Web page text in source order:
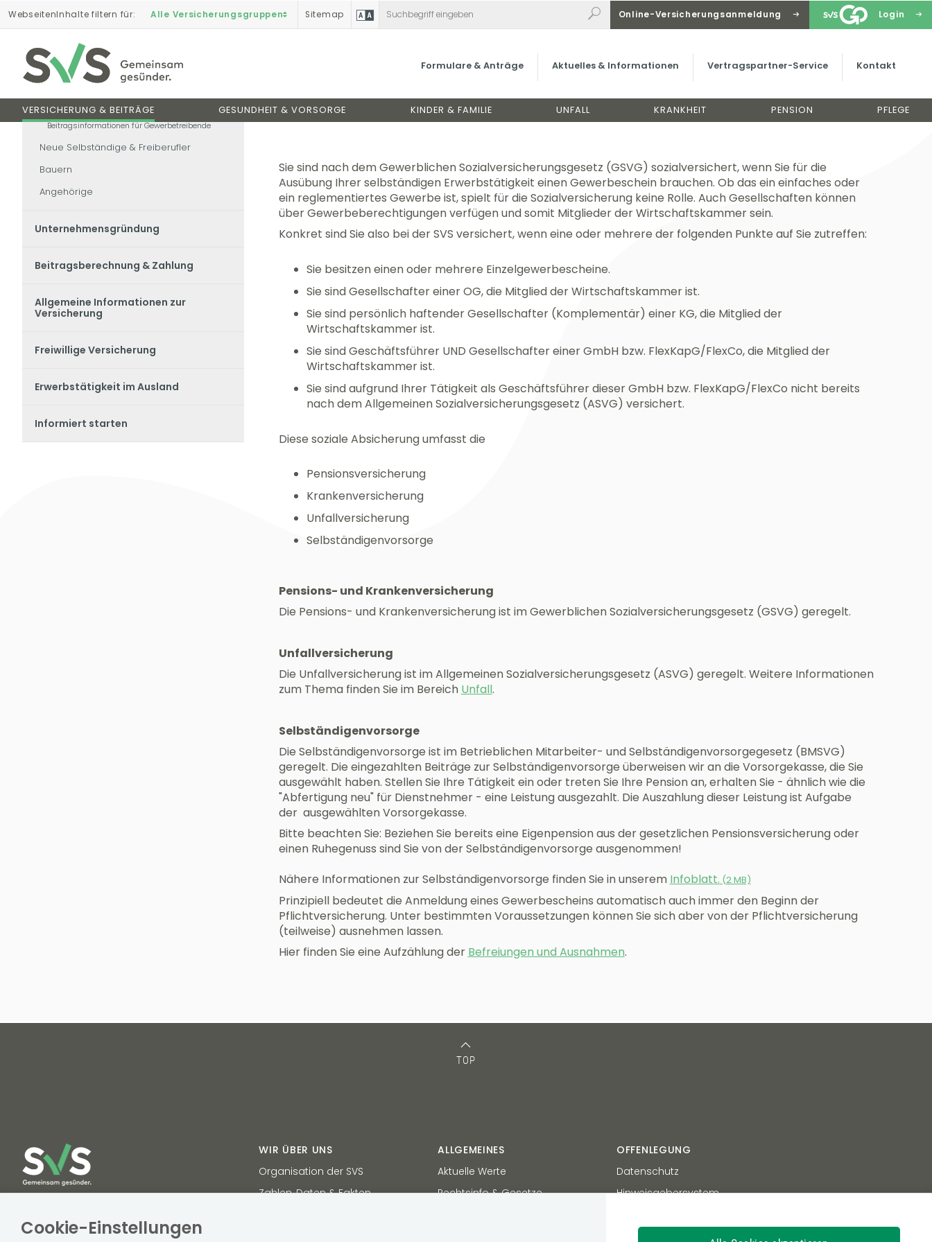
Cookie-Einstellungen
Seiteninhalt
springen
Navigation
springen
WebseitenInhalte filtern für:
Alle Versicherungsgruppen
Sitemap Online-Versicherungsanmeldung Login
Formulare & Anträge Aktuelles & Informationen Vertragspartner-Service Kontakt
VERSICHERUNG & BEITRÄGE GESUNDHEIT & VORSORGE KINDER & FAMILIE UNFALL KRANKHEIT PENSION PFLEGE
Versichertengruppen
Gewerbetreibende
Versicherte & Voraussetzungen für
Gewerbetreibende
Gewerbetreibende - Beginn & Ende
Beitragsinformationen für Gewerbetreibende
Neue Selbständige & Freiberufler
Bauern
Angehörige
Unternehmensgründung
Beitragsberechnung & Zahlung
Allgemeine Informationen zur
Versicherung
Freiwillige Versicherung
Erwerbstätigkeit im Ausland
Informiert starten
Startseite Versicherung & Beiträge Versichertengruppen Gewerbetreibende Versicherte & Voraussetzungen für Gewerbetreibende
Versicherte & Voraussetzungen für Gewerbetreibende
Inhalte relevant für: GEWERBETREIBENDE
Sie sind nach dem Gewerblichen Sozialversicherungsgesetz (GSVG) sozialversichert, wenn Sie für die
Ausübung Ihrer selbständigen Erwerbstätigkeit einen Gewerbeschein brauchen. Ob das ein einfaches oder
ein reglementiertes Gewerbe ist, spielt für die Sozialversicherung keine Rolle. Auch Gesellschaften können
über Gewerbeberechtigungen verfügen und somit Mitglieder der Wirtschaftskammer sein.
Konkret sind Sie also bei der SVS versichert, wenn eine oder mehrere der folgenden Punkte auf Sie zutreffen:
Sie besitzen einen oder mehrere Einzelgewerbescheine.
Sie sind Gesellschafter einer OG, die Mitglied der Wirtschaftskammer ist.
Sie sind persönlich haftender Gesellschafter (Komplementär) einer KG, die Mitglied der
Wirtschaftskammer ist.
Sie sind Geschäftsführer UND Gesellschafter einer GmbH bzw. FlexKapG/FlexCo, die Mitglied der
Wirtschaftskammer ist.
Sie sind aufgrund Ihrer Tätigkeit als Geschäftsführer dieser GmbH bzw. FlexKapG/FlexCo nicht bereits
nach dem Allgemeinen Sozialversicherungsgesetz (ASVG) versichert.
Diese soziale Absicherung umfasst die
Pensionsversicherung
Krankenversicherung
Unfallversicherung
Selbständigenvorsorge
Pensions- und Krankenversicherung
Die Pensions- und Krankenversicherung ist im Gewerblichen Sozialversicherungsgesetz (GSVG) geregelt.
Unfallversicherung
Die Unfallversicherung ist im Allgemeinen Sozialversicherungsgesetz (ASVG) geregelt. Weitere Informationen
zum Thema finden Sie im Bereich Unfall.
Selbständigenvorsorge
Die Selbständigenvorsorge ist im Betrieblichen Mitarbeiter- und Selbständigenvorsorgegesetz (BMSVG)
geregelt. Die eingezahlten Beiträge zur Selbständigenvorsorge überweisen wir an die Vorsorgekasse, die Sie
ausgewählt haben. Stellen Sie Ihre Tätigkeit ein oder treten Sie Ihre Pension an, erhalten Sie - ähnlich wie die
"Abfertigung neu" für Dienstnehmer - eine Leistung ausgezahlt. Die Auszahlung dieser Leistung ist Aufgabe
der ausgewählten Vorsorgekasse.
Bitte beachten Sie: Beziehen Sie bereits eine Eigenpension aus der gesetzlichen Pensionsversicherung oder
einen Ruhegenuss sind Sie von der Selbständigenvorsorge ausgenommen!
Nähere Informationen zur Selbständigenvorsorge finden Sie in unserem Infoblatt. (2 MB)
Prinzipiell bedeutet die Anmeldung eines Gewerbescheins automatisch auch immer den Beginn der
Pflichtversicherung. Unter bestimmten Voraussetzungen können Sie sich aber von der Pflichtversicherung
(teilweise) ausnehmen lassen.
Hier finden Sie eine Aufzählung der Befreiungen und Ausnahmen.
TOP
WIR ÜBER UNS
Organisation der SVS
Zahlen, Daten & Fakten
ALLGEMEINES
Aktuelle Werte
Rechtsinfo & Gesetze
OFFENLEGUNG
Datenschutz
Hinweisgebersystem